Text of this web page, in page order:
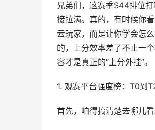
兄弟们，这赛季S44排位
接拉满。真的，有时候你
云玩家，而是让你学会怎
的，上分效率差了不止一
容才是真正的“上分外挂”。
1. 观赛平台强度榜：T0到
首先，咱得搞清楚去哪儿